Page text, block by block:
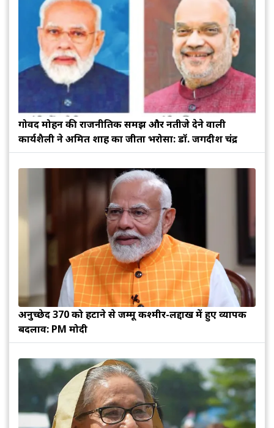
गोविंद मोहन की राजनीतिक समझ और नतीजे देने वाली
कार्यशैली ने अमित शाह का जीता भरोसा: डॉ. जगदीश चंद्र
अनुच्छेद 370 को हटाने से जम्मू कश्मीर-लद्दाख में हुए व्यापक
बदलाव: PM मोदी